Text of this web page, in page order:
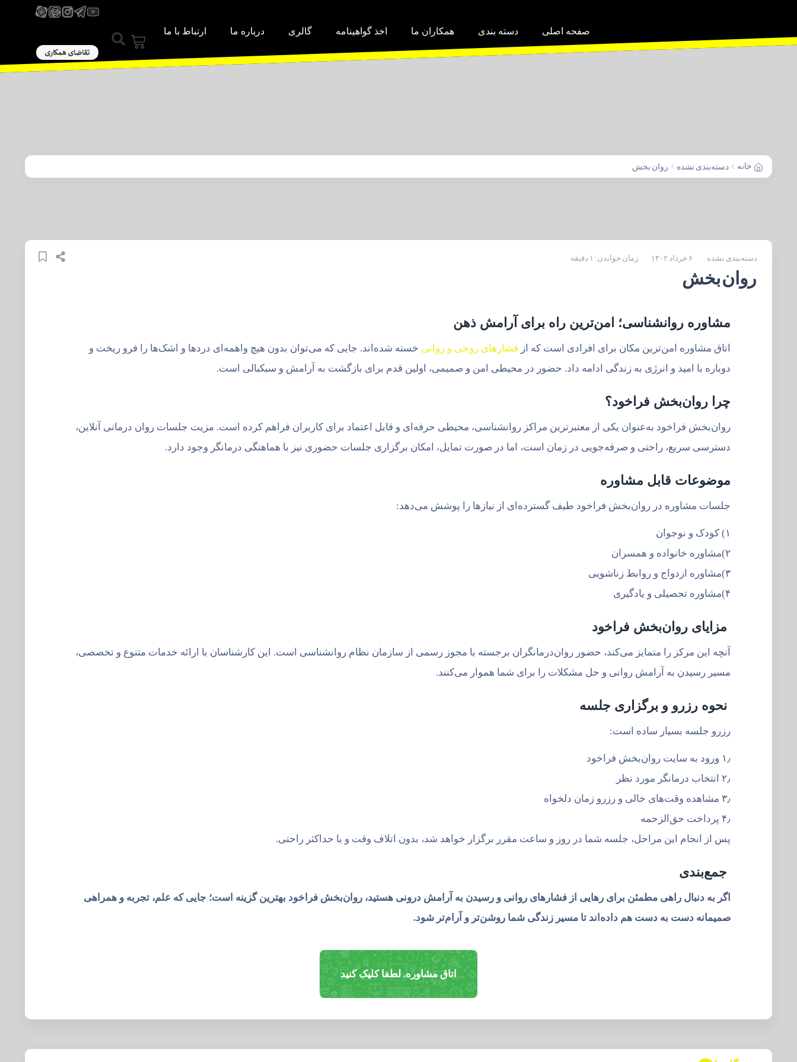
صفحه اصلی دسته بندی همکاران ما اخذ گواهینامه گالری درباره ما ارتباط با ما
خانه دسته‌بندی نشده روان بخش
دسته‌بندی نشده ۶ خرداد ۱۴۰۲ زمان خواندن: ۱ دقیقه
روان بخش
مشاوره روانشناسی؛ امن‌ترین راه برای آرامش ذهن
اتاق مشاوره امن‌ترین مکان برای افرادی است که از فشارهای روحی و روانی خسته شده‌اند. جایی که می‌توان بدون هیچ واهمه‌ای دردها و اشک‌ها را فرو ریخت و
دوباره با امید و انرژی به زندگی ادامه داد. حضور در محیطی امن و صمیمی، اولین قدم برای بازگشت به آرامش و سبکبالی است.
چرا روان‌بخش فراخود؟
روان‌بخش فراخود به‌عنوان یکی از معتبرترین مراکز روانشناسی، محیطی حرفه‌ای و قابل اعتماد برای کاربران فراهم کرده است. مزیت جلسات روان درمانی آنلاین،
دسترسی سریع، راحتی و صرفه‌جویی در زمان است، اما در صورت تمایل، امکان برگزاری جلسات حضوری نیز با هماهنگی درمانگر وجود دارد.
موضوعات قابل مشاوره
جلسات مشاوره در روان‌بخش فراخود طیف گسترده‌ای از نیازها را پوشش می‌دهد:
۱) کودک و نوجوان
۲)مشاوره خانواده و همسران
۳)مشاوره ازدواج و روابط زناشویی
۴)مشاوره تحصیلی و یادگیری
مزایای روان‌بخش فراخود
آنچه این مرکز را متمایز می‌کند، حضور روان‌درمانگران برجسته با مجوز رسمی از سازمان نظام روانشناسی است. این کارشناسان با ارائه خدمات متنوع و تخصصی،
مسیر رسیدن به آرامش روانی و حل مشکلات را برای شما هموار می‌کنند.
نحوه رزرو و برگزاری جلسه
رزرو جلسه بسیار ساده است:
۱٫ ورود به سایت روان‌بخش فراخود
۲٫ انتخاب درمانگر مورد نظر
۳٫ مشاهده وقت‌های خالی و رزرو زمان دلخواه
۴٫ پرداخت حق‌الزحمه
پس از انجام این مراحل، جلسه شما در روز و ساعت مقرر برگزار خواهد شد، بدون اتلاف وقت و با حداکثر راحتی.
جمع‌بندی
اگر به دنبال راهی مطمئن برای رهایی از فشارهای روانی و رسیدن به آرامش درونی هستید، روان‌بخش فراخود بهترین گزینه است؛ جایی که علم، تجربه و همراهی
صمیمانه دست به دست هم داده‌اند تا مسیر زندگی شما روشن‌تر و آرام‌تر شود.
اتاق مشاوره. لطفا کلیک کنید